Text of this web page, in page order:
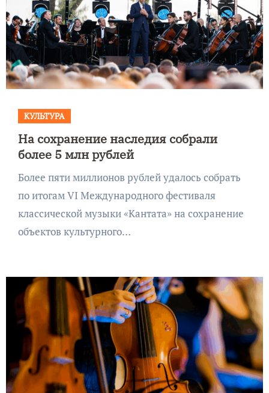
КУЛЬТУРА
На сохранение наследия собрали
более 5 млн рублей
Более пяти миллионов рублей удалось собрать
по итогам VI Международного фестиваля
классической музыки «Кантата» на сохранение
объектов культурного…